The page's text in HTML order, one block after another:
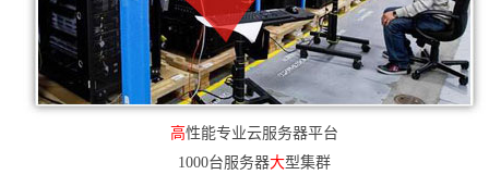
高性能专业云服务器平台
1000台服务器大型集群